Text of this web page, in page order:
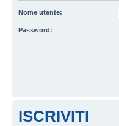
Nome utente:
Password:
ISCRIVITI